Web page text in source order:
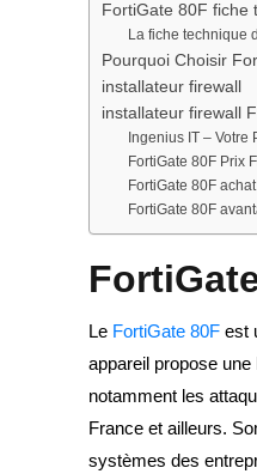
FortiGate 80F fiche
La fiche technique
Pourquoi Choisir
installateur firewall
installateur firewall
Ingenius IT –
FortiGate 80F Prix
FortiGate 80F achat
FortiGate 80F
Le FortiGate 80F est
appareil propose
notamment les
France et ailleurs.
systèmes des